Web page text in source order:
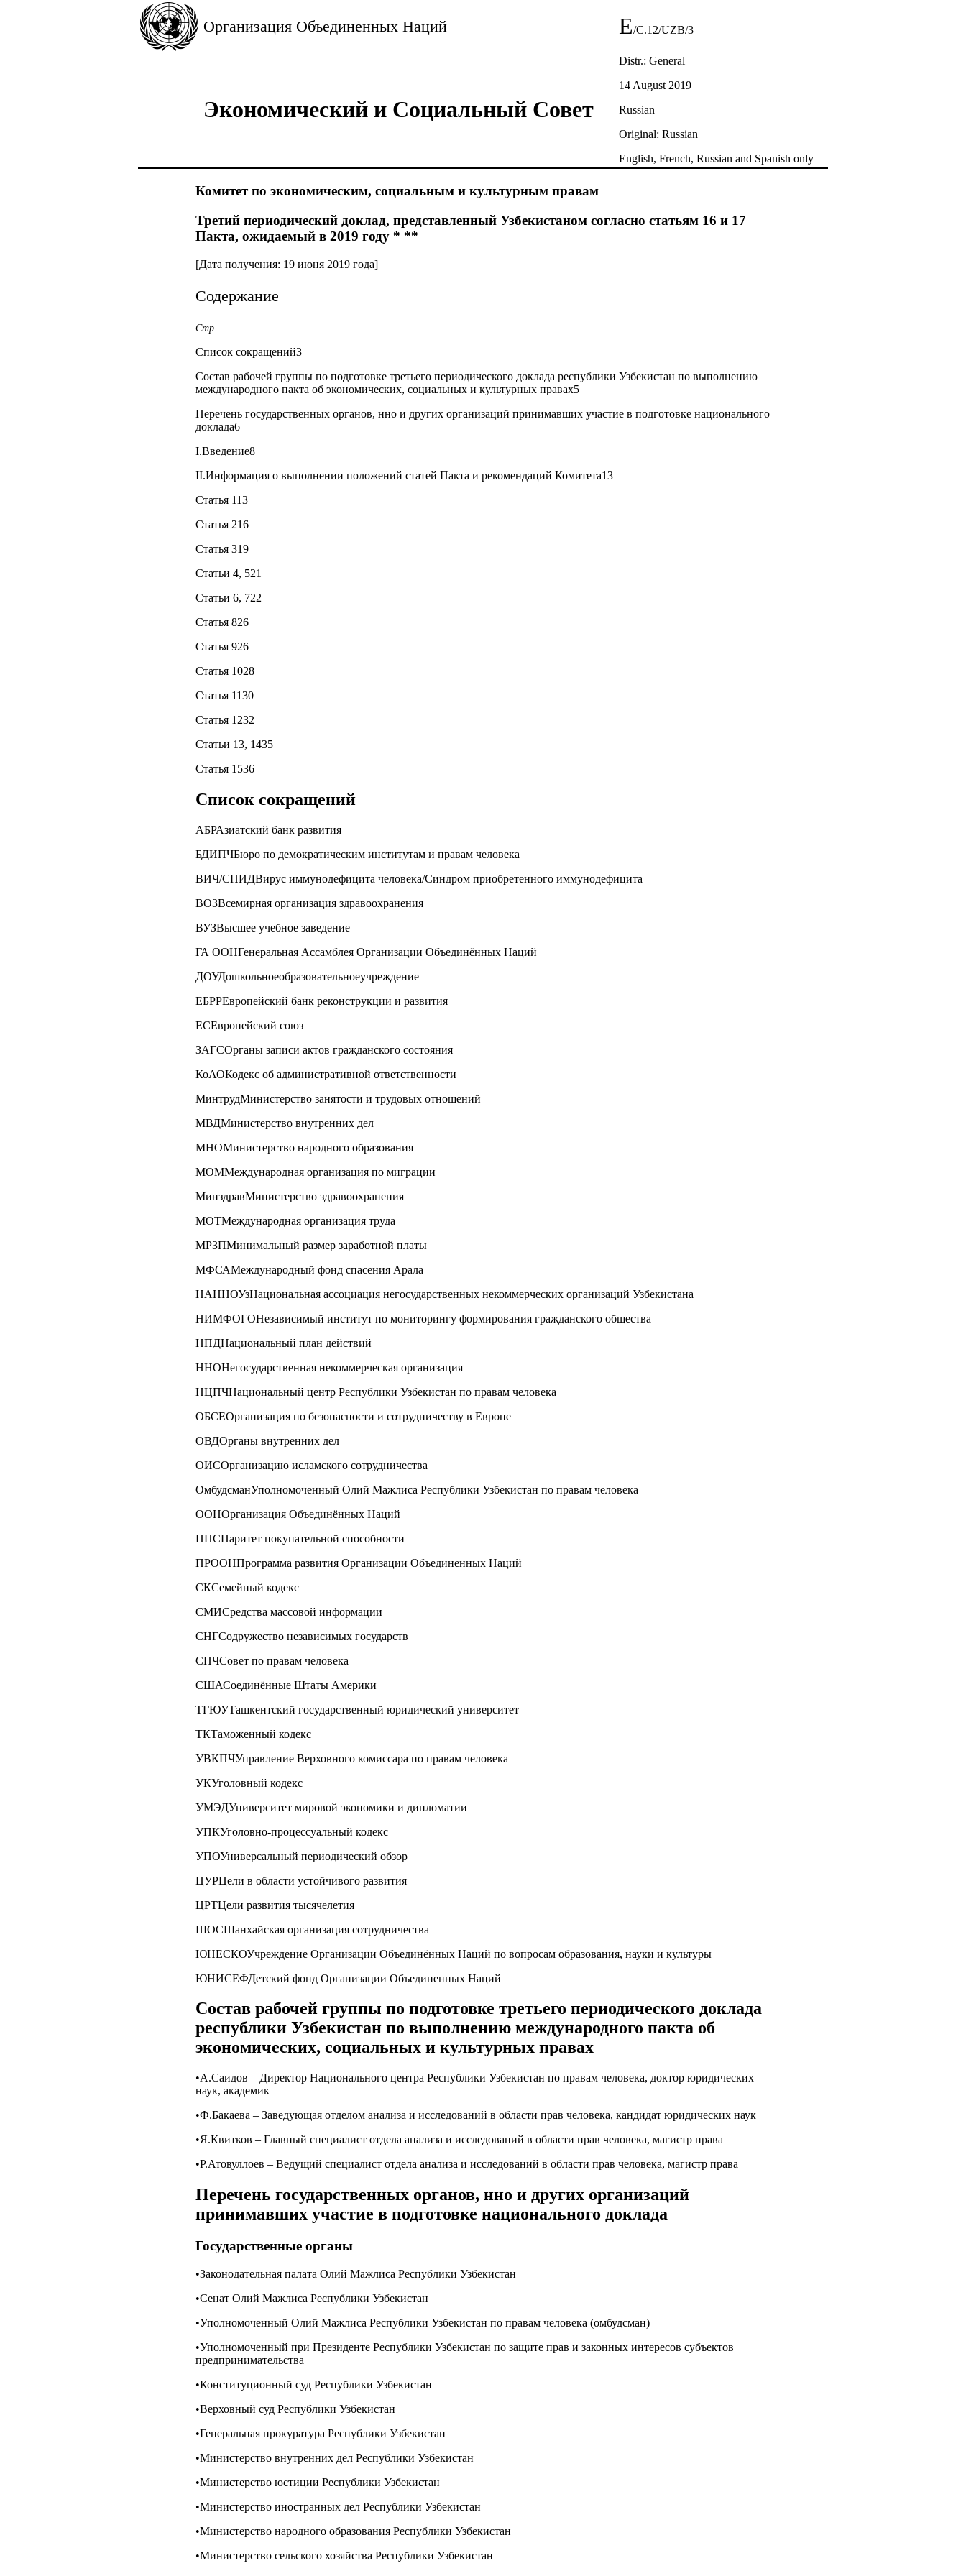
Организация Объединенных Наций E/C.12/UZB/3
Экономический и Социальный Совет
Distr.: General
14 August 2019
Russian
Original: Russian
English, French, Russian and Spanish only
Комитет по экономическим, социальным и культурным правам
Третий периодический доклад, представленный Узбекистаном согласно статьям 16 и 17
Пакта, ожидаемый в 2019 году * **
[Дата получения: 19 июня 2019 года]
Содержание
Стр.
Список сокращений3
Состав рабочей группы по подготовке третьего периодического доклада республики Узбекистан по выполнению
международного пакта об экономических, социальных и культурных правах5
Перечень государственных органов, нно и других организаций принимавших участие в подготовке национального
доклада6
I.Введение8
II.Информация о выполнении положений статей Пакта и рекомендаций Комитета13
Статья 113
Статья 216
Статья 319
Статьи 4, 521
Статьи 6, 722
Статья 826
Статья 926
Статья 1028
Статья 1130
Статья 1232
Статьи 13, 1435
Статья 1536
Список сокращений
АБРАзиатский банк развития
БДИПЧБюро по демократическим институтам и правам человека
ВИЧ/СПИДВирус иммунодефицита человека/Синдром приобретенного иммунодефицита
ВОЗВсемирная организация здравоохранения
ВУЗВысшее учебное заведение
ГА ООНГенеральная Ассамблея Организации Объединённых Наций
ДОУДошкольноеобразовательноеучреждение
ЕБРРЕвропейский банк реконструкции и развития
ЕСЕвропейский союз
ЗАГСОрганы записи актов гражданского состояния
КоАОКодекс об административной ответственности
МинтрудМинистерство занятости и трудовых отношений
МВДМинистерство внутренних дел
МНОМинистерство народного образования
МОММеждународная организация по миграции
МинздравМинистерство здравоохранения
МОТМеждународная организация труда
МРЗПМинимальный размер заработной платы
МФСАМеждународный фонд спасения Арала
НАННОУзНациональная ассоциация негосударственных некоммерческих организаций Узбекистана
НИМФОГОНезависимый институт по мониторингу формирования гражданского общества
НПДНациональный план действий
ННОНегосударственная некоммерческая организация
НЦПЧНациональный центр Республики Узбекистан по правам человека
ОБСЕОрганизация по безопасности и сотрудничеству в Европе
ОВДОрганы внутренних дел
ОИСОрганизацию исламского сотрудничества
ОмбудсманУполномоченный Олий Мажлиса Республики Узбекистан по правам человека
ООНОрганизация Объединённых Наций
ППСПаритет покупательной способности
ПРООНПрограмма развития Организации Объединенных Наций
СКСемейный кодекс
СМИСредства массовой информации
СНГСодружество независимых государств
СПЧСовет по правам человека
СШАСоединённые Штаты Америки
ТГЮУТашкентский государственный юридический университет
ТКТаможенный кодекс
УВКПЧУправление Верховного комиссара по правам человека
УКУголовный кодекс
УМЭДУниверситет мировой экономики и дипломатии
УПКУголовно-процессуальный кодекс
УПОУниверсальный периодический обзор
ЦУРЦели в области устойчивого развития
ЦРТЦели развития тысячелетия
ШОСШанхайская организация сотрудничества
ЮНЕСКОУчреждение Организации Объединённых Наций по вопросам образования, науки и культуры
ЮНИСЕФДетский фонд Организации Объединенных Наций
Состав рабочей группы по подготовке третьего периодического доклада
республики Узбекистан по выполнению международного пакта об
экономических, социальных и культурных правах
•А.Саидов – Директор Национального центра Республики Узбекистан по правам человека, доктор юридических
наук, академик
•Ф.Бакаева – Заведующая отделом анализа и исследований в области прав человека, кандидат юридических наук
•Я.Квитков – Главный специалист отдела анализа и исследований в области прав человека, магистр права
•Р.Атовуллоев – Ведущий специалист отдела анализа и исследований в области прав человека, магистр права
Перечень государственных органов, нно и других организаций
принимавших участие в подготовке национального доклада
Государственные органы
•Законодательная палата Олий Мажлиса Республики Узбекистан
•Сенат Олий Мажлиса Республики Узбекистан
•Уполномоченный Олий Мажлиса Республики Узбекистан по правам человека (омбудсман)
•Уполномоченный при Президенте Республики Узбекистан по защите прав и законных интересов субъектов
предпринимательства
•Конституционный суд Республики Узбекистан
•Верховный суд Республики Узбекистан
•Генеральная прокуратура Республики Узбекистан
•Министерство внутренних дел Республики Узбекистан
•Министерство юстиции Республики Узбекистан
•Министерство иностранных дел Республики Узбекистан
•Министерство народного образования Республики Узбекистан
•Министерство сельского хозяйства Республики Узбекистан